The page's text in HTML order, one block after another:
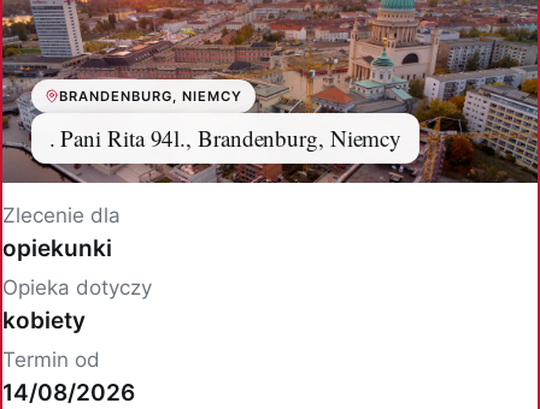
BRANDENBURG, NIEMCY
. Pani Rita 94l., Brandenburg, Niemcy
Zlecenie dla
opiekunki
Opieka dotyczy
kobiety
Termin od
14/08/2026